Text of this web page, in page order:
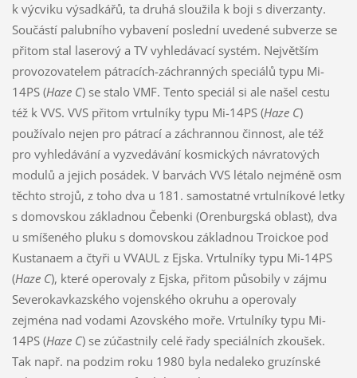
k výcviku výsadkářů, ta druhá sloužila k boji s diverzanty.
Součástí palubního vybavení poslední uvedené subverze se
přitom stal laserový a TV vyhledávací systém. Největším
provozovatelem pátracích-záchranných speciálů typu Mi-
14PS (Haze C) se stalo VMF. Tento speciál si ale našel cestu
též k VVS. VVS přitom vrtulníky typu Mi-14PS (Haze C)
používalo nejen pro pátrací a záchrannou činnost, ale též
pro vyhledávání a vyzvedávání kosmických návratových
modulů a jejich posádek. V barvách VVS létalo nejméně osm
těchto strojů, z toho dva u 181. samostatné vrtulníkové letky
s domovskou základnou Čebenki (Orenburgská oblast), dva
u smíšeného pluku s domovskou základnou Troickoe pod
Kustanaem a čtyři u VVAUL z Ejska. Vrtulníky typu Mi-14PS
(Haze C), které operovaly z Ejska, přitom působily v zájmu
Severokavkazského vojenského okruhu a operovaly
zejména nad vodami Azovského moře. Vrtulníky typu Mi-
14PS (Haze C) se zúčastnily celé řady speciálních zkoušek.
Tak např. na podzim roku 1980 byla nedaleko gruzínské